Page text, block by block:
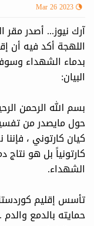
Mar 26 2023
اللهجة أكد فيه أن
بدماء الشهداء
البيان:
بسم الله الرحمن
حول مايصدر من
كيان كارتوني ،
كارتونياً بل هو
الشهداء.
تأسس إقليم
حمايته بالدمع والدم .